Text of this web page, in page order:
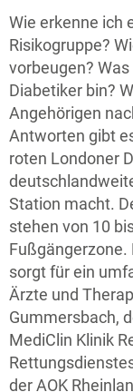
Wie erkenne ich
Risikogruppe?
vorbeugen?
Diabetiker bin?
Angehörigen
Antworten gibt
roten Londoner
Station macht.
stehen von 10
Fußgängerzone.
sorgt für ein
Ärzte und
Gummersbach,
MediClin Klinik
der AOK